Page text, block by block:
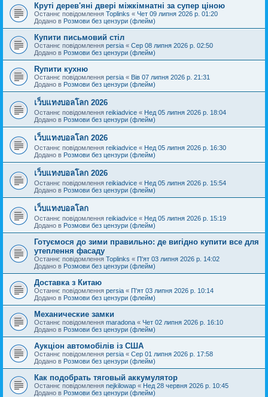
Круті дерев'яні двері міжкімнатні за супер ціною
Останнє повідомлення Toplinks « Чет 09 липня 2026 р. 01:20
Додано в Розмови без цензури (флейм)
Купити письмовий стіл
Останнє повідомлення persia « Сер 08 липня 2026 р. 02:50
Додано в Розмови без цензури (флейм)
Rупити кухню
Останнє повідомлення persia « Вів 07 липня 2026 р. 21:31
Додано в Розмови без цензури (флейм)
เว็บแทงบอลโลก 2026
Останнє повідомлення reikiadvice « Нед 05 липня 2026 р. 18:04
Додано в Розмови без цензури (флейм)
เว็บแทงบอลโลก 2026
Останнє повідомлення reikiadvice « Нед 05 липня 2026 р. 16:30
Додано в Розмови без цензури (флейм)
เว็บแทงบอลโลก 2026
Останнє повідомлення reikiadvice « Нед 05 липня 2026 р. 15:54
Додано в Розмови без цензури (флейм)
เว็บแทงบอลโลก
Останнє повідомлення reikiadvice « Нед 05 липня 2026 р. 15:19
Додано в Розмови без цензури (флейм)
Готуємося до зими правильно: де вигідно купити все для
утеплення фасаду
Останнє повідомлення Toplinks « П'ят 03 липня 2026 р. 14:02
Додано в Розмови без цензури (флейм)
Доставка з Китаю
Останнє повідомлення persia « П'ят 03 липня 2026 р. 10:14
Додано в Розмови без цензури (флейм)
Механические замки
Останнє повідомлення maradona « Чет 02 липня 2026 р. 16:10
Додано в Розмови без цензури (флейм)
Аукціон автомобілів із США
Останнє повідомлення persia « Сер 01 липня 2026 р. 17:58
Додано в Розмови без цензури (флейм)
Как подобрать тяговый аккумулятор
Останнє повідомлення nejkilowap « Нед 28 червня 2026 р. 10:45
Додано в Розмови без цензури (флейм)